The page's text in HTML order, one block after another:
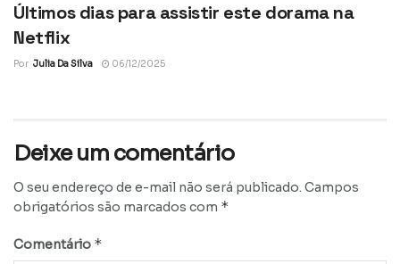
Últimos dias para assistir este dorama na
Netflix
Por Julia Da Silva 06/12/2025
Deixe um comentário
O seu endereço de e-mail não será publicado. Campos
obrigatórios são marcados com *
Comentário *